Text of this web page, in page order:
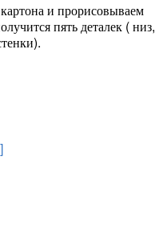
и прорисовываем
пять деталек ( низ,